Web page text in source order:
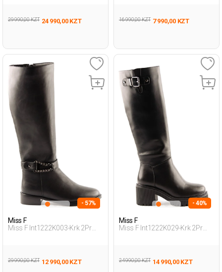
29 990,00 KZT 24 990,00 KZT 16 990,00 KZT 7 990,00 KZT
- 57%
Miss F
Miss F Int1222K003-Krk 2Pr
29 990,00 KZT 12 990,00 KZT
- 40%
Miss F
Miss F Int1222K029-Krk 2Pr
24 990,00 KZT 14 990,00 KZT